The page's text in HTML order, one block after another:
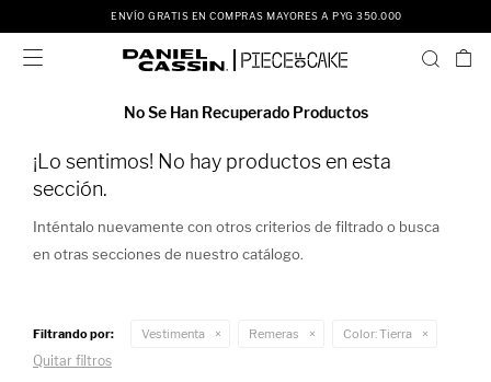
ENVÍO GRATIS EN COMPRAS MAYORES A PYG 350.000

No Se Han Recuperado Productos
¡Lo sentimos! No hay productos en esta
sección.
Inténtalo nuevamente con otros criterios de filtrado o busca
en otras secciones de nuestro catálogo.
Filtrando por: Vestimenta Remeras Color:Tierra
Quitar filtros